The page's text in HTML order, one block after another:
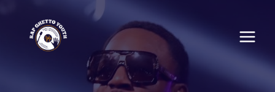
content